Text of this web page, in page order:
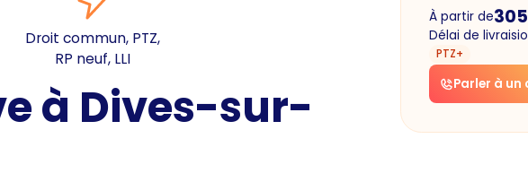
Droit commun, PTZ,
RP neuf, LLI
à Dives-sur-
À partir de
Délai de
PTZ+
Parler à un